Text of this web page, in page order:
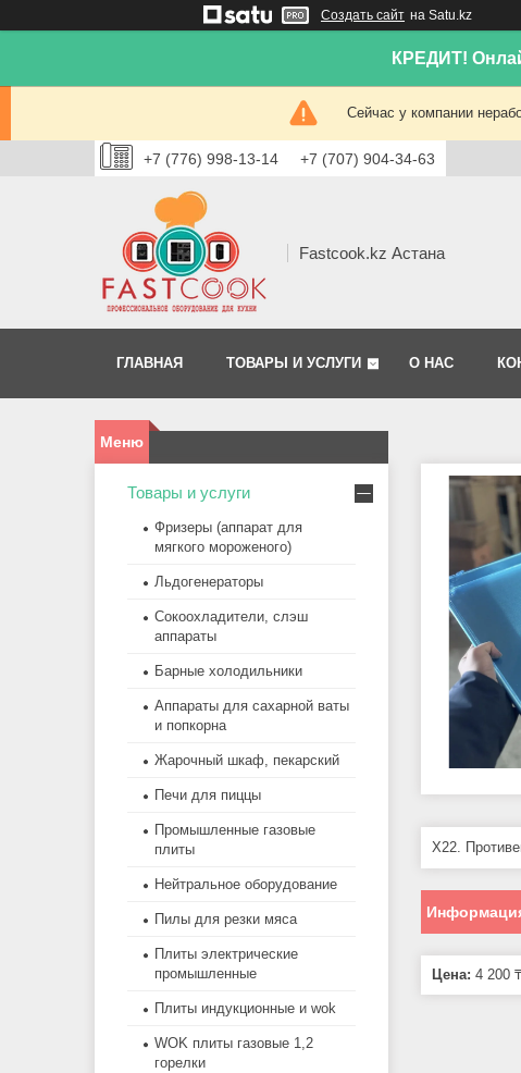
Создать сайт на Satu.kz
КРЕДИТ!
Сейчас у компании
+7 (776) 998-13-14 +7 (707) 904-34-63
Fastcook.kz Астана
ГЛАВНАЯ ТОВАРЫ И УСЛУГИ О НАС
Х22.
Цена: 4 200 ₸
Товары и услуги
Фризеры (аппарат для
мягкого мороженого)
Льдогенераторы
Сокоохладители, слэш
аппараты
Барные холодильники
Аппараты для сахарной ваты
и попкорна
Жарочный шкаф, пекарский
Печи для пиццы
Промышленные газовые
плиты
Нейтральное оборудование
Пилы для резки мяса
Плиты электрические
промышленные
Плиты индукционные и wok
WOK плиты газовые 1,2
горелки